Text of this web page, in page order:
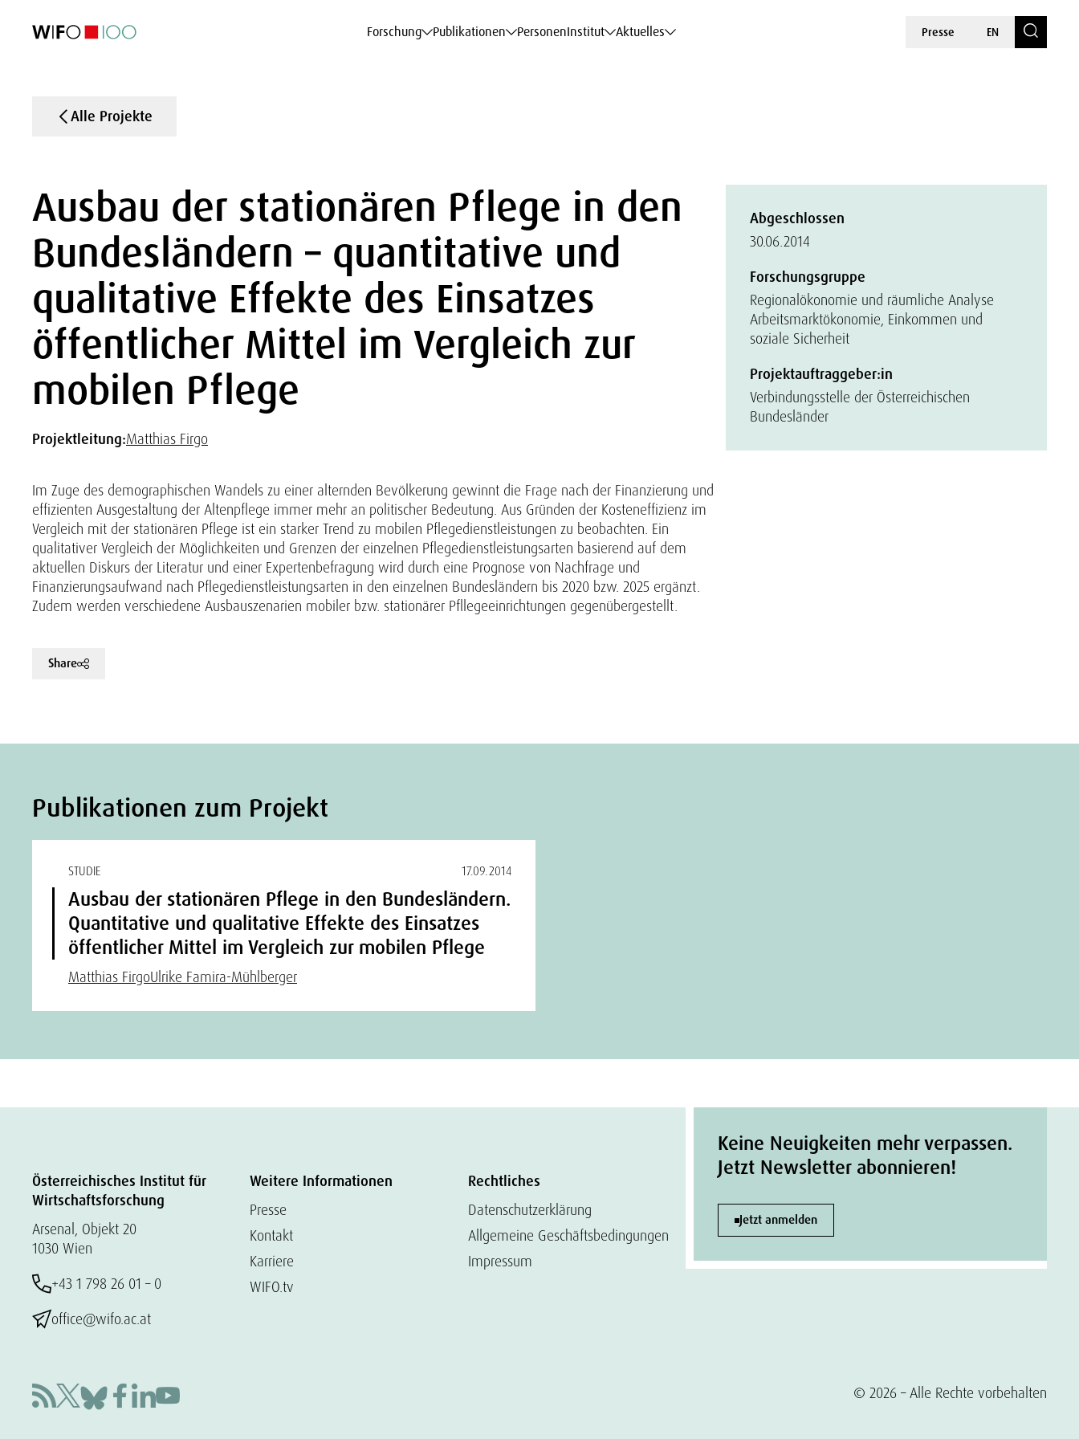
Forschung Publikationen PersonenInstitut Aktuelles Presse EN
Alle Projekte
Ausbau der stationären Pflege in den
Bundesländern – quantitative und
qualitative Effekte des Einsatzes
öffentlicher Mittel im Vergleich zur
mobilen Pflege
Projektleitung:Matthias Firgo
Im Zuge des demographischen Wandels zu einer alternden Bevölkerung gewinnt die Frage nach der Finanzierung und
effizienten Ausgestaltung der Altenpflege immer mehr an politischer Bedeutung. Aus Gründen der Kosteneffizienz im
Vergleich mit der stationären Pflege ist ein starker Trend zu mobilen Pflegedienstleistungen zu beobachten. Ein
qualitativer Vergleich der Möglichkeiten und Grenzen der einzelnen Pflegedienstleistungsarten basierend auf dem
aktuellen Diskurs der Literatur und einer Expertenbefragung wird durch eine Prognose von Nachfrage und
Finanzierungsaufwand nach Pflegedienstleistungsarten in den einzelnen Bundesländern bis 2020 bzw. 2025 ergänzt.
Zudem werden verschiedene Ausbauszenarien mobiler bzw. stationärer Pfllegeeinrichtungen gegenübergestellt.
Share
Abgeschlossen
30.06.2014
Forschungsgruppe
Regionalökonomie und räumliche Analyse
Arbeitsmarktökonomie, Einkommen und
soziale Sicherheit
Projektauftraggeber:in
Verbindungsstelle der Österreichischen
Bundesländer
Publikationen zum Projekt
STUDIE 17.09.2014
Ausbau der stationären Pflege in den Bundesländern.
Quantitative und qualitative Effekte des Einsatzes
öffentlicher Mittel im Vergleich zur mobilen Pflege
Matthias FirgoUlrike Famira-Mühlberger
Österreichisches Institut für
Wirtschaftsforschung
Arsenal, Objekt 20
1030 Wien
+43 1 798 26 01 – 0
office@wifo.ac.at
Weitere Informationen
Presse
Kontakt
Karriere
WIFO.tv
Rechtliches
Datenschutzerklärung
Allgemeine Geschäftsbedingungen
Impressum
Keine Neuigkeiten mehr verpassen.
Jetzt Newsletter abonnieren!
Jetzt anmelden
© 2026 – Alle Rechte vorbehalten